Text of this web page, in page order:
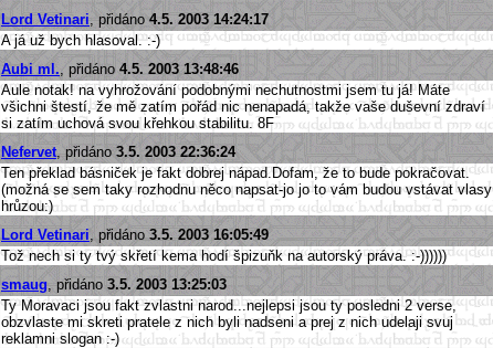
Lord Vetinari , přidáno 4.5. 2003 14:24:17
A já už bych hlasoval. :-)
Aubi ml. , přidáno 4.5. 2003 13:48:46
Aule notak! na vyhrožování podobnými nechutnostmi jsem tu já! Máte
všichni štestí, že mě zatím pořád nic nenapadá, takže vaše duševní zdraví
si zatím uchová svou křehkou stabilitu. 8F
Nefervet , přidáno 3.5. 2003 22:36:24
Ten překlad básniček je fakt dobrej nápad.Dofam, že to bude pokračovat.
(možná se sem taky rozhodnu něco napsat-jo jo to vám budou vstávat vlasy
hrůzou:)
Lord Vetinari , přidáno 3.5. 2003 16:05:49
Tož nech si ty tvý skřetí kema hodí špizuňk na autorský práva. :-))))))
smaug , přidáno 3.5. 2003 13:25:03
Ty Moravaci jsou fakt zvlastni narod...nejlepsi jsou ty posledni 2 verse,
obzvlaste mi skreti pratele z nich byli nadseni a prej z nich udelaji svuj
reklamni slogan :-)